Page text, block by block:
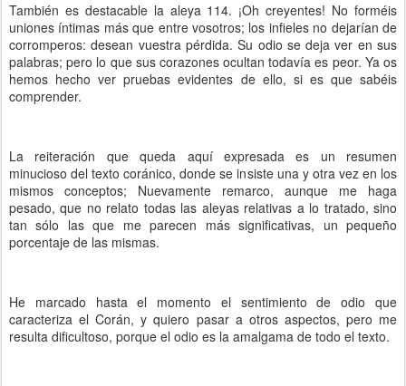
También es destacable la aleya 114. ¡Oh creyentes! No forméis
uniones íntimas más que entre vosotros; los infieles no dejarían de
corromperos: desean vuestra pérdida. Su odio se deja ver en sus
palabras; pero lo que sus corazones ocultan todavía es peor. Ya os
hemos hecho ver pruebas evidentes de ello, si es que sabéis
comprender.
La reiteración que queda aquí expresada es un resumen
minucioso del texto coránico, donde se insiste una y otra vez en los
mismos conceptos; Nuevamente remarco, aunque me haga
pesado, que no relato todas las aleyas relativas a lo tratado, sino
tan sólo las que me parecen más significativas, un pequeño
porcentaje de las mismas.
He marcado hasta el momento el sentimiento de odio que
caracteriza el Corán, y quiero pasar a otros aspectos, pero me
resulta dificultoso, porque el odio es la amalgama de todo el texto.